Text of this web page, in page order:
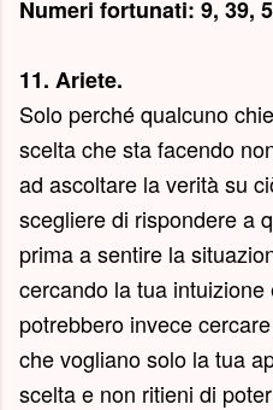
Numeri fortunati: 9, 39,
11. Ariete.
Solo perché qualcuno
scelta che sta facendo
ad ascoltare la verità su
scegliere di rispondere a
prima a sentire la
cercando la tua
potrebbero invece
che vogliano solo la tua
scelta e non ritieni di